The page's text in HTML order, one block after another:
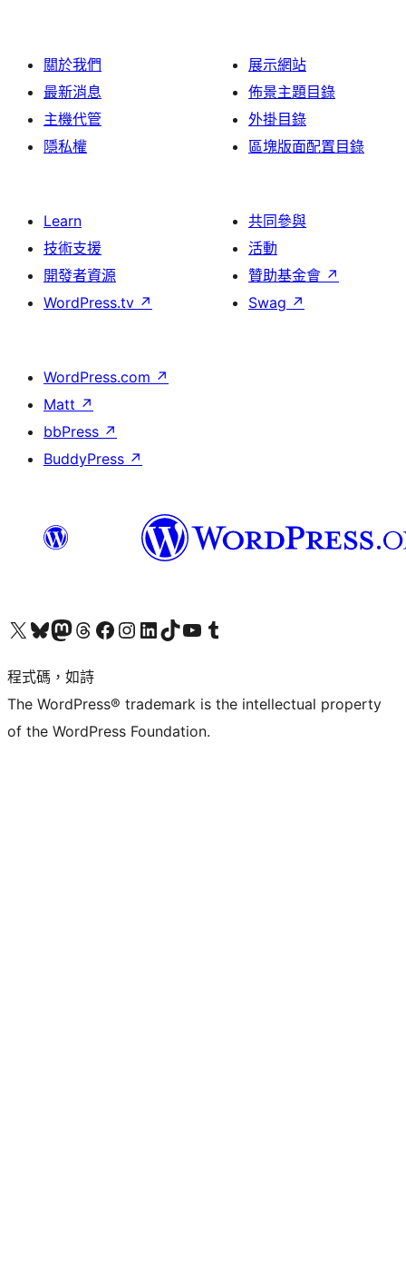
關於我們
最新消息
主機代管
隱私權
展示網站
佈景主題目錄
外掛目錄
區塊版面配置目錄
Learn
技術支援
開發者資源
WordPress.tv ↗
共同參與
活動
贊助基金會 ↗
Swag ↗
WordPress.com ↗
Matt ↗
bbPress ↗
BuddyPress ↗
查看我們的 X (之前的 Twitter) 帳號造訪我們的 Bluesky 帳號造訪我們的 Mastodon 帳號造訪我們的 Threads 帳號 造訪我們的 Facebook 粉絲專頁Visit our Instagram account
Visit our LinkedIn account
造訪我們的 TikTok 帳號Visit our YouTube channel
造訪我們的 Tumblr 帳號
程式碼，如詩
The WordPress® trademark is the intellectual property
of the WordPress Foundation.